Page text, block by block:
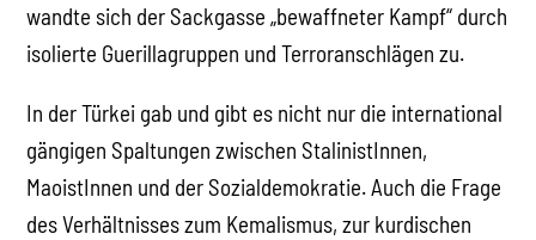
wandte sich der Sackgasse „bewaffneter Kampf“ durch
isolierte Guerillagruppen und Terroranschlägen zu.
In der Türkei gab und gibt es nicht nur die international
gängigen Spaltungen zwischen StalinistInnen,
MaoistInnen und der Sozialdemokratie. Auch die Frage
des Verhältnisses zum Kemalismus, zur kurdischen